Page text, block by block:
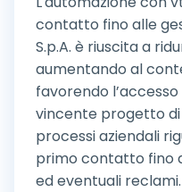
contatto fino alle
S.p.A. è riuscita a
aumentando al
favorendo
vincente progetto di
processi aziendali
primo contatto fino
ed eventuali reclami.